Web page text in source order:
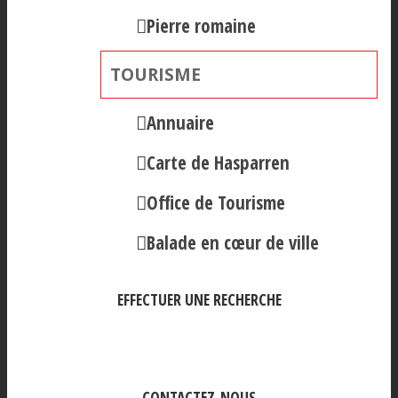
Pierre romaine
TOURISME
Annuaire
Carte de Hasparren
Office de Tourisme
Balade en cœur de ville
EFFECTUER UNE RECHERCHE